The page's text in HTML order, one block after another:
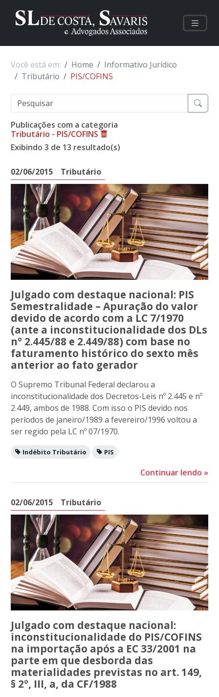
Você está em: Home
Informativo Jurídico
Tributário
PIS/COFINS
Publicações com a categoria
Tributário - PIS/COFINS
Exibindo 3 de 13 resultado(s)
02/06/2015 Tributário
Julgado com destaque nacional: PIS
Semestralidade – Apuração do valor
devido de acordo com a LC 7/1970
(ante a inconstitucionalidade dos DLs
nº 2.445/88 e 2.449/88) com base no
faturamento histórico do sexto mês
anterior ao fato gerador
O Supremo Tribunal Federal declarou a
inconstitucionalidade dos Decretos-Leis nº 2.445 e nº
2.449, ambos de 1988. Com isso o PIS devido nos
períodos de janeiro/1989 a fevereiro/1996 voltou a
ser regido pela LC nº 07/1970.
Indébito Tributário PIS
Continuar lendo »
02/06/2015 Tributário
Julgado com destaque nacional:
inconstitucionalidade do PIS/COFINS
na importação após a EC 33/2001 na
parte em que desborda das
materialidades previstas no art. 149,
§ 2º, III, a, da CF/1988